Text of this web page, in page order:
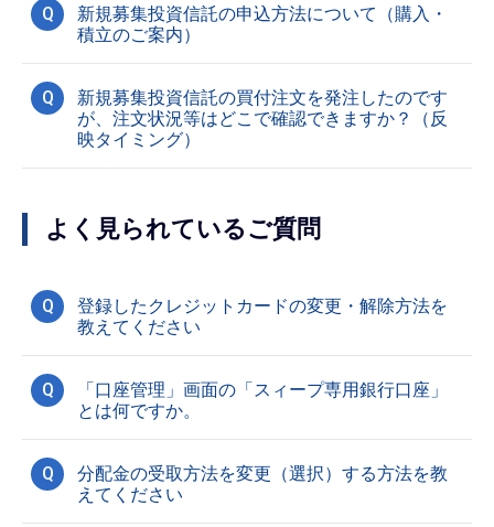
Q
新規募集投資信託の申込方法について（購入・
積立のご案内）
Q
新規募集投資信託の買付注文を発注したのです
が、注文状況等はどこで確認できますか？（反
映タイミング）
よく見られているご質問
Q
登録したクレジットカードの変更・解除方法を
教えてください
Q
「口座管理」画面の「スィープ専用銀行口座」
とは何ですか。
Q
分配金の受取方法を変更（選択）する方法を教
えてください